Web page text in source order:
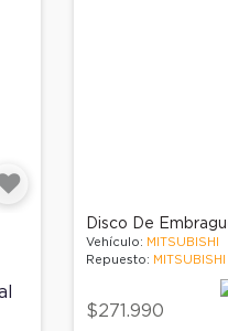
Disco De
Vehículo: MITSUBISHI
Repuesto: MITSUBISHI
$271.990